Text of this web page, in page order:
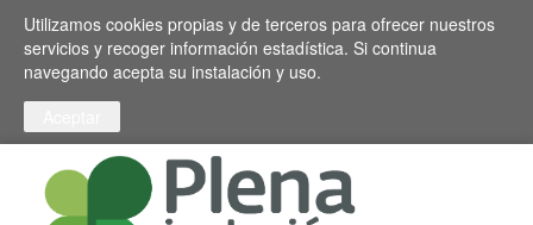
Pasar al contenido principal
Toggle high contrast
Utilizamos cookies propias y de terceros para ofrecer nuestros
servicios y recoger información estadística. Si continua
navegando acepta su instalación y uso.